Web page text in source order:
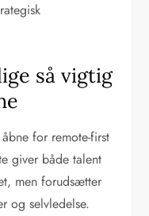
så vigtig
for remote-first
giver både talent
men forudsætter
og selvledelse.